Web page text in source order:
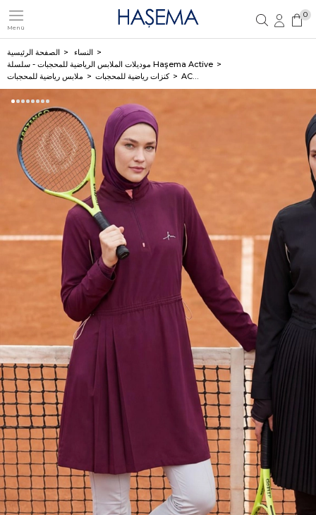
Menü
تسجيل دخول العضو
0
الصفحة الرئيسية
النساء
موديلات الملابس الرياضية للمحجبات - سلسلة Haşema Active
ملابس رياضية للمحجبات
كنزات رياضية للمحجبات ACT-43